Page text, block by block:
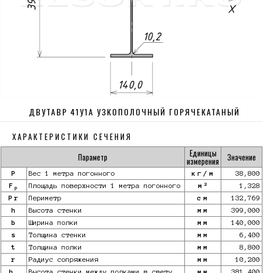
ДВУТАВР 41У1А УЗКОПОЛОЧНЫЙ ГОРЯЧЕКАТАНЫЙ
ХАРАКТЕРИСТИКИ СЕЧЕНИЯ
Параметр
Единицы
измерения Значение
P Вес 1 метра погонного кг/м
38,800
F p Площадь поверхности 1 метра погонного м 2
1,328
Pr
Периметр см
132,769
h
Высота стенки мм
399,000
b
Ширина полки мм
140,000
s
Толщина стенки мм
6,400
t
Толщина полки мм
8,800
r
Радиус сопряжения мм
10,200